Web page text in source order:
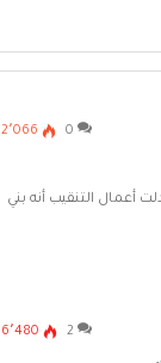
0 2٬066
أعمال التنقيب أنه بني
2 6٬480